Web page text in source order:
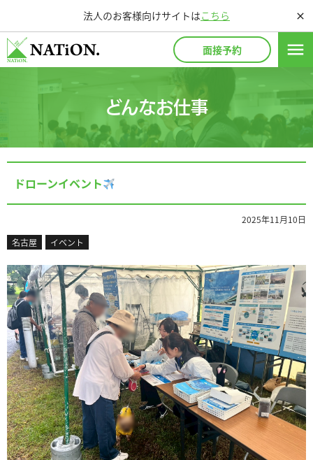
法人のお客様向けサイトはこちら close
面接予約 menu
どんなお仕事
ドローンイベント
2025年11月10日
名古屋
イベント